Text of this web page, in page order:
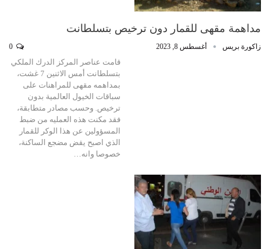
مداهمة مقهى للقمار دون ترخيص بتسلطانت
زاكورة بريس أغسطس 8, 2023
قامت عناصر المركز الدرك الملكي
بتسلطانت أمس الاثنين 7 غشت،
بمداهمه مقهى للمراهنات على
سباقات الخيول العالمية بدون
ترخيص. وحسب مصادر متطابقة،
فقد مكنت هذه العمليه من ضبط
المسؤولين عن هذا الوكر للقمار
الذي اصبح يقض مضجع الساكنة،
خصوصا وانه…